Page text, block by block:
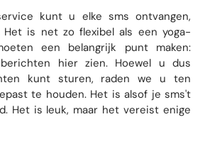
kunt u elke sms ontvangen,
is net zo flexibel als een yoga-
een belangrijk punt maken:
hier zien. Hoewel u dus
kunt sturen, raden we u ten
te houden. Het is alsof je sms't
Het is leuk, maar het vereist enige